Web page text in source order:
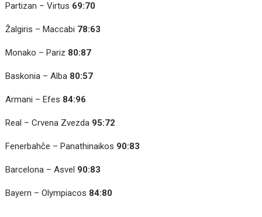
Partizan – Virtus 69:70
Žalgiris – Maccabi 78:63
Monako – Pariz 80:87
Baskonia – Alba 80:57
Armani – Efes 84:96
Real – Crvena Zvezda 95:72
Fenerbahče – Panathinaikos 90:83
Barcelona – Asvel 90:83
Bayern – Olympiacos 84:80